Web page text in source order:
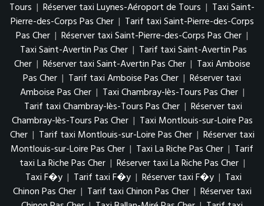
Tours | Réserver taxi Luynes-Aéroport de Tours | Taxi Saint-
Pierre-des-Corps Pas Cher | Tarif taxi Saint-Pierre-des-Corps
Pas Cher | Réserver taxi Saint-Pierre-des-Corps Pas Cher |
Taxi Saint-Avertin Pas Cher | Tarif taxi Saint-Avertin Pas
Cher | Réserver taxi Saint-Avertin Pas Cher | Taxi Amboise
Pas Cher | Tarif taxi Amboise Pas Cher | Réserver taxi
Amboise Pas Cher | Taxi Chambray-lès-Tours Pas Cher |
Tarif taxi Chambray-lès-Tours Pas Cher | Réserver taxi
Chambray-lès-Tours Pas Cher | Taxi Montlouis-sur-Loire Pas
Cher | Tarif taxi Montlouis-sur-Loire Pas Cher | Réserver taxi
Montlouis-sur-Loire Pas Cher | Taxi La Riche Pas Cher | Tarif
taxi La Riche Pas Cher | Réserver taxi La Riche Pas Cher |
Taxi F�y | Tarif taxi F�y | Réserver taxi F�y | Taxi
Chinon Pas Cher | Tarif taxi Chinon Pas Cher | Réserver taxi